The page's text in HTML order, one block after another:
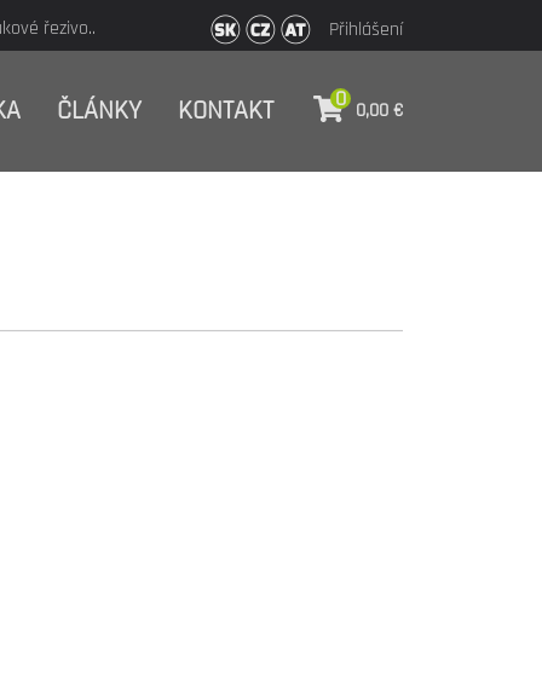
řezivo.. Přihlášení
ČLÁNKY KONTAKT 0 0,00€